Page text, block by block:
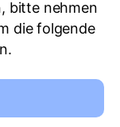
bitte nehmen
die folgende